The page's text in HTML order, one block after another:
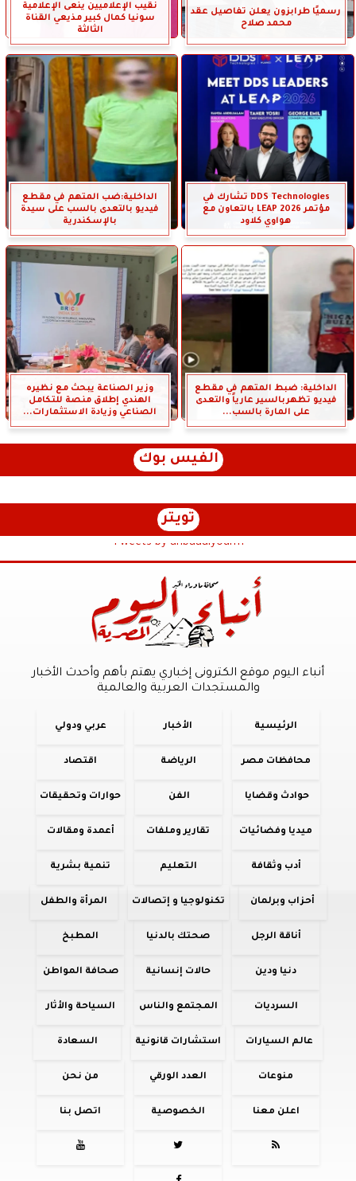
رسميًا طرابزون يعلن تفاصيل عقد
محمد صلاح
نقيب الإعلاميين ينعى الإعلامية
سونيا كمال كبير مذيعي القناة
الثالثة
DDS Technologies تشارك في
مؤتمر LEAP 2026 بالتعاون مع
هواوي كلاود
الداخلية:ضب المتهم في مقطع
فيديو بالتعدى بالسب على سيدة
بالإسكندرية
الداخلية: ضبط المتهم في مقطع
فيديو تظهربالسير عارياً والتعدى
على المارة بالسب...
وزير الصناعة يبحث مع نظيره
الهندي إطلاق منصة للتكامل
الصناعي وزيادة الاستثمارات...
الفيس بوك
تويتر
Tweets by anbaaalyoum1
أنباء اليوم موقع الكترونى إخباري يهتم بأهم وأحدث الأخبار
والمستجدات العربية والعالمية
الرئيسية الأخبار عربي ودولي
محافظات مصر الرياضة اقتصاد
حوادث وقضايا الفن حوارات وتحقيقات
ميديا وفضائيات تقارير وملفات أعمدة ومقالات
أدب وثقافة التعليم تنمية بشرية
أحزاب وبرلمان تكنولوجيا و إتصالات المرأة والطفل
أناقة الرجل صحتك بالدنيا المطبخ
دنيا ودين حالات إنسانية صحافة المواطن
السرديات المجتمع والناس السياحة والأثار
عالم السيارات استشارات قانونية السعادة
منوعات العدد الورقي من نحن
اعلن معنا الخصوصية اتصل بنا


